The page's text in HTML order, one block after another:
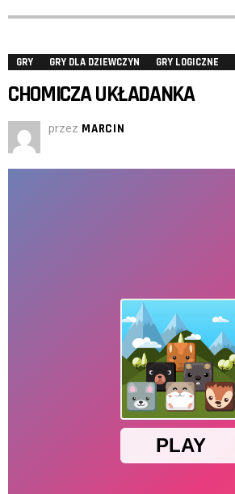
GRY GRY DLA DZIEWCZYN GRY LOGICZNE
CHOMICZA UKŁADANKA
przez MARCIN